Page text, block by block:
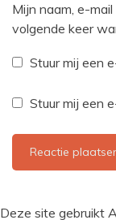
Mijn naam, e-
volgende keer
Stuur mij een
Stuur mij een
Deze site gebruikt